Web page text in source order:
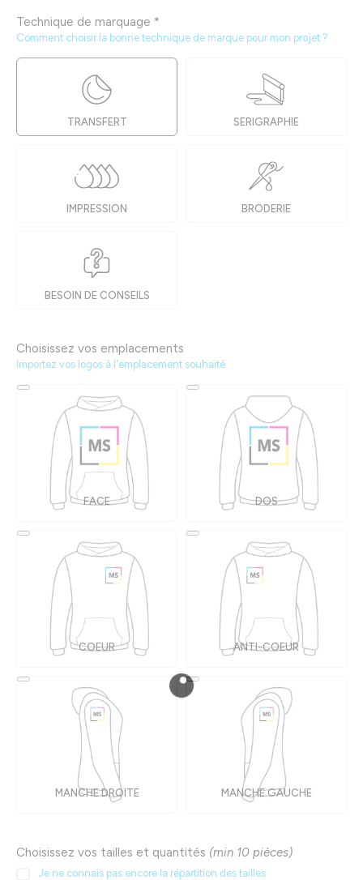
Technique de marquage *
Comment choisir la bonne technique de marque pour mon projet ?
TRANSFERT SERIGRAPHIE
IMPRESSION BRODERIE
BESOIN DE CONSEILS
Choisissez vos emplacements
Importez vos logos à l'emplacement souhaité
FACE DOS
COEUR ANTI-COEUR
MANCHE DROITE MANCHE GAUCHE
Choisissez vos tailles et quantités (min 10 pièces)
Je ne connais pas encore la répartition des tailles